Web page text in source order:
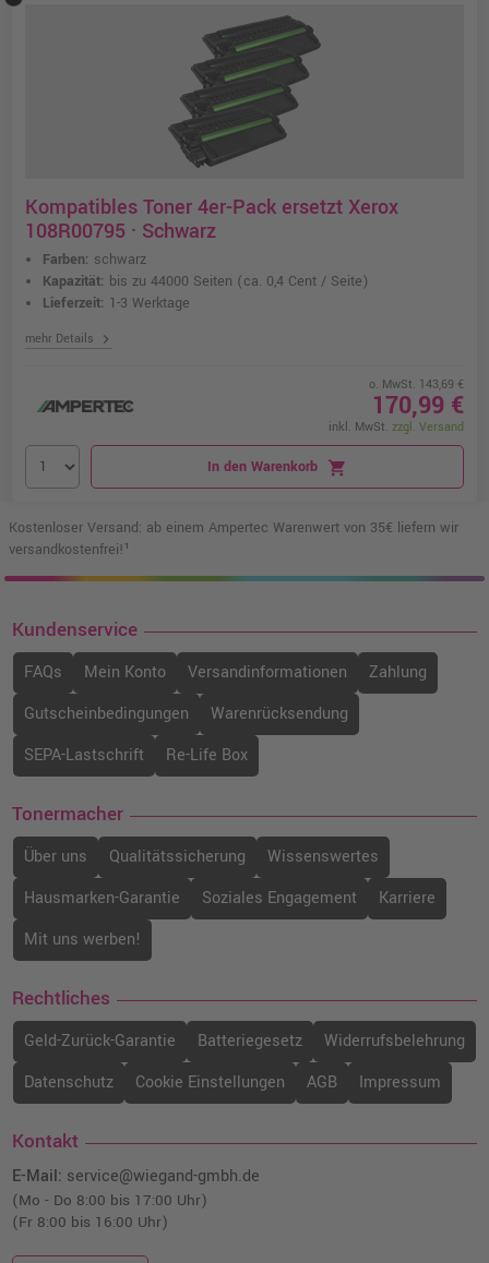
Kompatibles Toner 4er-Pack ersetzt Xerox
108R00795 · Schwarz
Farben: schwarz
Kapazität: bis zu 44000 Seiten (ca. 0,4 Cent / Seite)
Lieferzeit: 1-3 Werktage
mehr Details chevron_right
o. MwSt. 143,69 €
170,99 €
inkl. MwSt. zzgl. Versand
In den Warenkorb shopping_cart
Kostenloser Versand: ab einem Ampertec Warenwert von 35€ liefern wir
versandkostenfrei!¹
Kundenservice
FAQs Mein Konto Versandinformationen
Zahlung
Gutscheinbedingungen
Warenrücksendung
SEPA-Lastschrift
Re-Life Box
Tonermacher
Über uns Qualitätssicherung
Wissenswertes
Hausmarken-Garantie
Soziales Engagement
Karriere
Mit uns werben!
Rechtliches
Geld-Zurück-Garantie Batteriegesetz
Widerrufsbelehrung
Datenschutz
Cookie Einstellungen AGB Impressum
Kontakt
E-Mail: service@wiegand-gmbh.de
(Mo - Do 8:00 bis 17:00 Uhr)
(Fr 8:00 bis 16:00 Uhr)